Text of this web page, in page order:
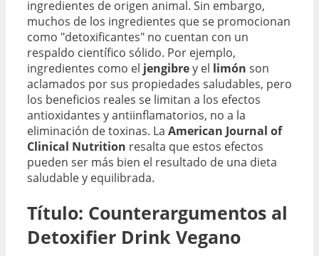
ingredientes de origen animal. Sin embargo,
muchos de los ingredientes que se promocionan
como "detoxificantes" no cuentan con un
respaldo científico sólido. Por ejemplo,
ingredientes como el jengibrey el limón son
aclamados por sus propiedades saludables, pero
los beneficios reales se limitan a los efectos
antioxidantes y antiinflamatorios, no a la
eliminación de toxinas. La American Journal of
Clinical Nutrition resalta que estos efectos
pueden ser más bien el resultado de una dieta
saludable y equilibrada.
Título: Counterargumentos al
Detoxifier Drink Vegano